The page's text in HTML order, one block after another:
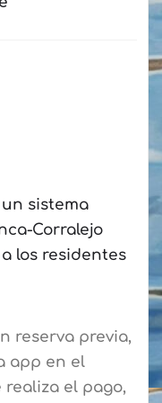
sistema
Corralejo
los residentes
reserva previa,
app en el
el pago,